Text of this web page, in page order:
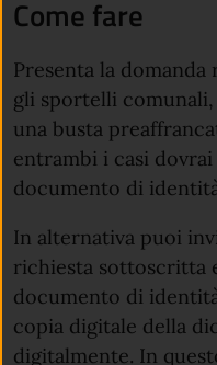
Come fare
Presenta la
gli sportelli
una busta
entrambi i casi
documento di
In alternativa puoi
richiesta sottoscritta
documento di
copia digitale della
digitalmente. In